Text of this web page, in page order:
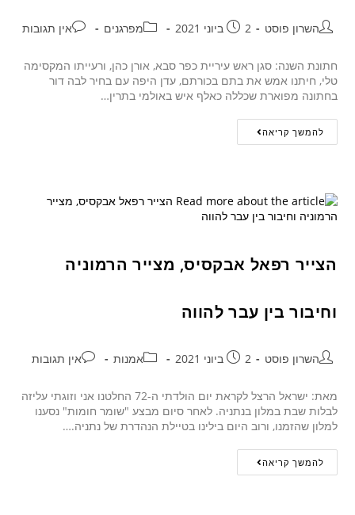
השרון פוסט 2 ביוני 2021 מפרגנים אין תגובות
חתונת השנה: סגן ראש עיריית כפר סבא, אורן כהן, ורעייתו המקסימה
טלי, חיתנו אמש את בתם בכורתם, עדן היפה עם בחיר לבה דור
בחתונה מפוארת שכללה כאלף איש באולמי בתרין…
להמשך קריאה
הצייר רפאל אבקסיס, מצייר הרמוניה
וחיבור בין עבר להווה
השרון פוסט 2 ביוני 2021 אמנות אין תגובות
מאת: ישראל הרצל לקראת יום הולדתי ה-72 החלטנו אני וזוגתי עליזה
לבלות שבת במלון בנתניה. לאחר סיום מבצע "שומר חומות" נסענו
למלון שהזמנו, ורוב היום בילינו בטיילת הנהדרת של נתניה.…
להמשך קריאה